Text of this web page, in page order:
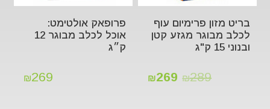
בריט מזון פרימיום עוף
לכלב מבוגר מגזע קטן
ובנוני 15 ק"ג
₪289
₪269
פרופאק אולטימט:
אוכל לכלב מבוגר 12
ק״ג
₪269